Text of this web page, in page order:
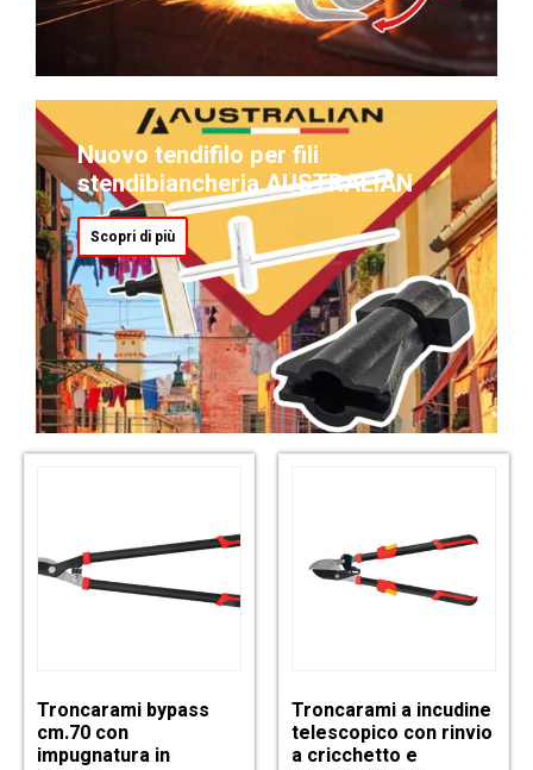
Nuovo tendifilo per fili
stendibiancheria AUSTRALIAN
Scopri di più
Troncarami bypass
cm.70 con
impugnatura in
Troncarami a incudine
telescopico con rinvio
a cricchetto e